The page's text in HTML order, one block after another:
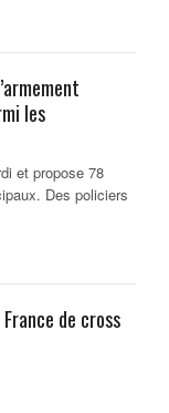
les
et propose 78
Des policiers
France de cross